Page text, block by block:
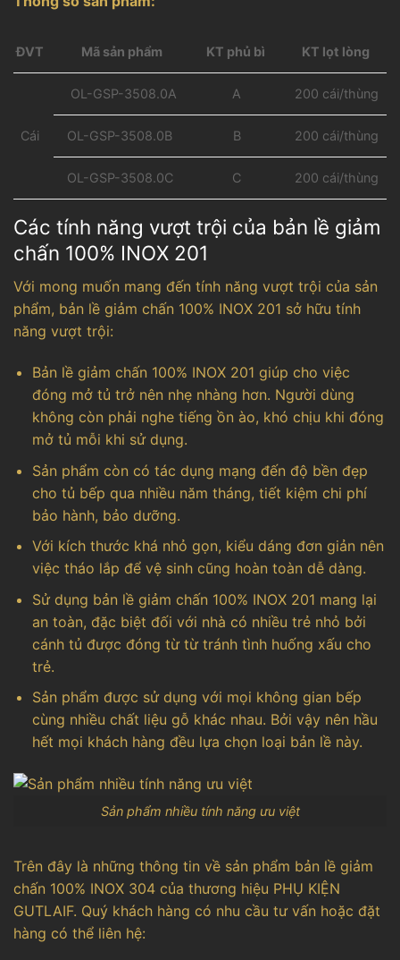
ĐVT Mã sản phẩm KT phủ bì KT lọt lòng
Cái
OL-GSP-3508.0A A 200 cái/thùng
OL-GSP-3508.0B B 200 cái/thùng
OL-GSP-3508.0C C 200 cái/thùng
Các tính năng vượt trội của bản lề giảm
chấn 100% INOX 201
Với mong muốn mang đến tính năng vượt trội của sản
phẩm, bản lề giảm chấn 100% INOX 201 sở hữu tính
năng vượt trội:
Bản lề giảm chấn 100% INOX 201 giúp cho việc
đóng mở tủ trở nên nhẹ nhàng hơn. Người dùng
không còn phải nghe tiếng ồn ào, khó chịu khi đóng
mở tủ mỗi khi sử dụng.
Sản phẩm còn có tác dụng mạng đến độ bền đẹp
cho tủ bếp qua nhiều năm tháng, tiết kiệm chi phí
bảo hành, bảo dưỡng.
Với kích thước khá nhỏ gọn, kiểu dáng đơn giản nên
việc tháo lắp để vệ sinh cũng hoàn toàn dễ dàng.
Sử dụng bản lề giảm chấn 100% INOX 201 mang lại
an toàn, đặc biệt đối với nhà có nhiều trẻ nhỏ bởi
cánh tủ được đóng từ từ tránh tình huống xấu cho
trẻ.
Sản phẩm được sử dụng với mọi không gian bếp
cùng nhiều chất liệu gỗ khác nhau. Bởi vậy nên hầu
hết mọi khách hàng đều lựa chọn loại bản lề này.
Sản phẩm nhiều tính năng ưu việt
Trên đây là những thông tin về sản phẩm bản lề giảm
chấn 100% INOX 304 của thương hiệu PHỤ KIỆN
GUTLAIF. Quý khách hàng có nhu cầu tư vấn hoặc đặt
hàng có thể liên hệ: